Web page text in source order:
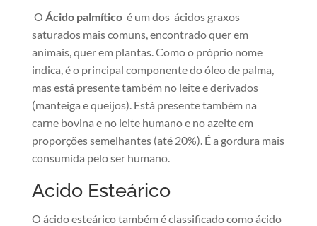
O Ácido palmíticoé um dos ácidos graxos
saturados mais comuns, encontrado quer em
animais, quer em plantas. Como o próprio nome
indica, é o principal componente do óleo de palma,
mas está presente também no leite e derivados
(manteiga e queijos). Está presente também na
carne bovina e no leite humano e no azeite em
proporções semelhantes (até 20%). É a gordura mais
consumida pelo ser humano.
Acido Esteárico
O ácido esteárico também é classificado como ácido